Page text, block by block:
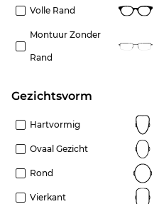
Volle Rand
Montuur Zonder
Rand
Gezichtsvorm
Hartvormig
Ovaal Gezicht
Rond
Vierkant